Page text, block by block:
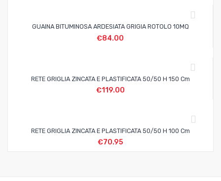
GUAINA BITUMINOSA ARDESIATA GRIGIA ROTOLO 10MQ
€84.00
RETE GRIGLIA ZINCATA E PLASTIFICATA 50/50 H 150 Cm
€119.00
RETE GRIGLIA ZINCATA E PLASTIFICATA 50/50 H 100 Cm
€70.95